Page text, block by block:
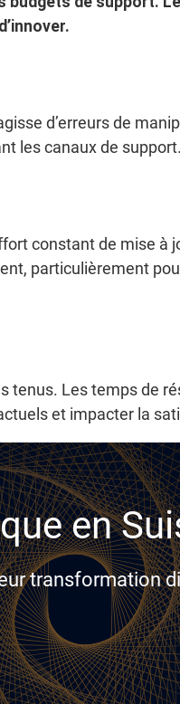
d’erreurs de
les canaux de support.
constant de mise à
particulièrement
tenus. Les temps de
et impacter la
en
transformation